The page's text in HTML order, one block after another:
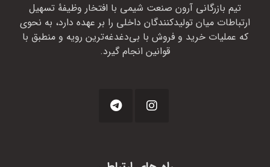
تیم بازرگانی آرون صنعت شیمی با افتخار وظیفهٔ تسهیل
ارتباطات میان تولیدکنندگان داخلی را بر عهده دارد، به نحوی
که عملیات خرید و فروش با بی‌دغدغه‌ترین رویه و منطبق با
قوانین انجام گیرد.